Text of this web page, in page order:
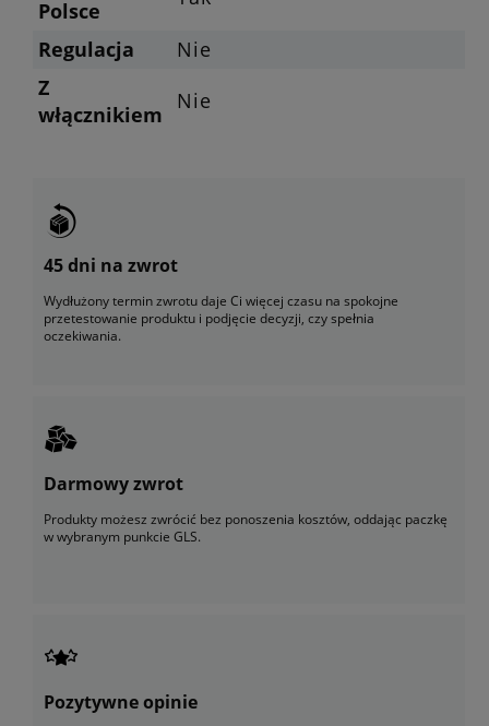
Polsce
Regulacja
Nie
Z
włącznikiem
Nie
45 dni na zwrot
Wydłużony termin zwrotu daje Ci więcej czasu na spokojne
przetestowanie produktu i podjęcie decyzji, czy spełnia
oczekiwania.
Darmowy zwrot
Produkty możesz zwrócić bez ponoszenia kosztów, oddając paczkę
w wybranym punkcie GLS.
Pozytywne opinie